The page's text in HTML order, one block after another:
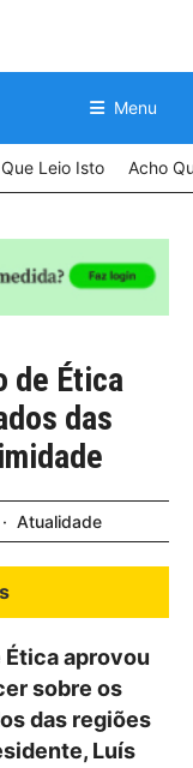
Menu
Leio Isto Acho
de Ética
das
Atualidade
aprovou
sobre os
das regiões
Luís